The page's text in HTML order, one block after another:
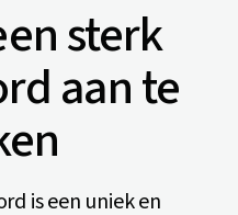
sterk
aan te
is een uniek en